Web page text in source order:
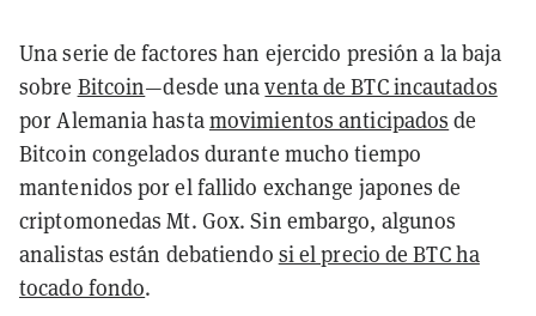
Una serie de factores han ejercido presión a la baja
sobre Bitcoin—desde unaventa de BTC incautados
por Alemania hastamovimientos anticipados de
Bitcoin congelados durante mucho tiempo
mantenidos por el fallido exchange japones de
criptomonedas Mt. Gox. Sin embargo, algunos
analistas están debatiendo si el precio de BTC ha
tocado fondo.